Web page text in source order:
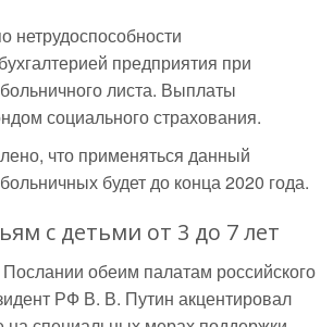
нетрудоспособности
предприятия при
листа. Выплаты
социального страхования.
что применяться данный
будет до конца 2020 года.
с детьми от 3 до 7 лет
обеим палатам российского
РФ В. В. Путин акцентировал